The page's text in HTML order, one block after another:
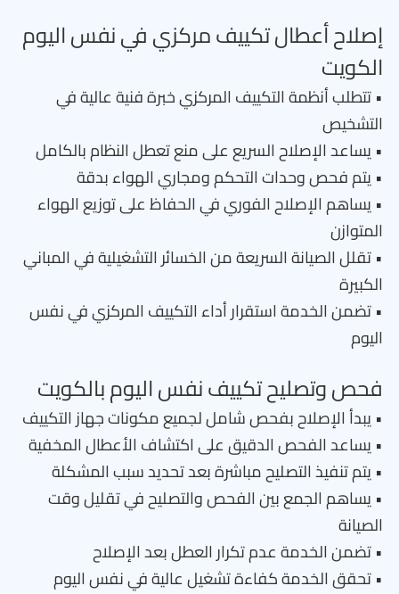
إصلاح أعطال تكييف مركزي في نفس اليوم
الكويت
• تتطلب أنظمة التكييف المركزي خبرة فنية عالية في
التشخيص
• يساعد الإصلاح السريع على منع تعطل النظام بالكامل
• يتم فحص وحدات التحكم ومجاري الهواء بدقة
• يساهم الإصلاح الفوري في الحفاظ على توزيع الهواء
المتوازن
• تقلل الصيانة السريعة من الخسائر التشغيلية في المباني
الكبيرة
• تضمن الخدمة استقرار أداء التكييف المركزي في نفس
اليوم
فحص وتصليح تكييف نفس اليوم بالكويت
• يبدأ الإصلاح بفحص شامل لجميع مكونات جهاز التكييف
• يساعد الفحص الدقيق على اكتشاف الأعطال المخفية
• يتم تنفيذ التصليح مباشرة بعد تحديد سبب المشكلة
• يساهم الجمع بين الفحص والتصليح في تقليل وقت
الصيانة
• تضمن الخدمة عدم تكرار العطل بعد الإصلاح
• تحقق الخدمة كفاءة تشغيل عالية في نفس اليوم